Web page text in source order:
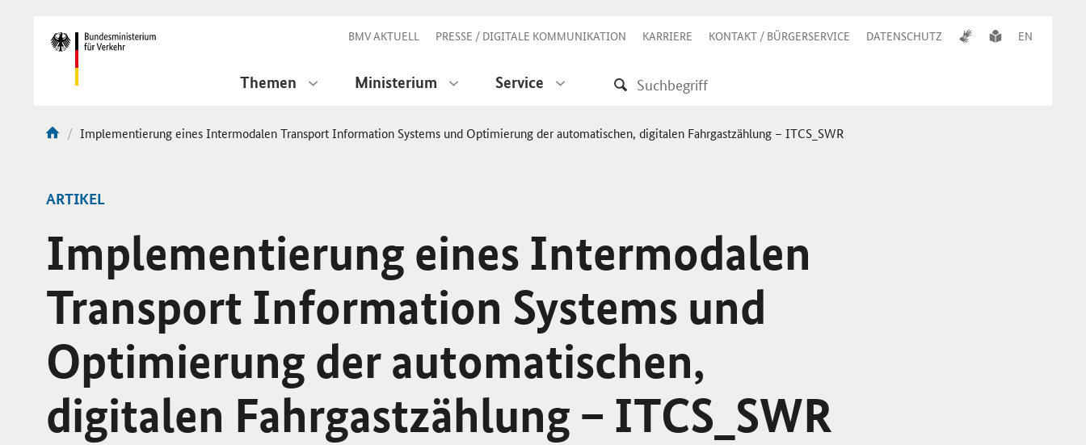
Navigation BMV AKTUELL PRESSE / DIGITALE KOMMUNIKATION KARRIERE KONTAKT / BÜRGERSERVICE DATENSCHUTZ EN
Themen Ministerium Service
Aktuelle
Implementierung eines Intermodalen Transport Information Systems und Optimierung der automatischen, digitalen Fahrgastzählung – ITCS_SWR
ARTIKEL
Implementierung eines Intermodalen
Transport Information Systems und
Optimierung der automatischen,
digitalen Fahrgastzählung – ITCS_SWR